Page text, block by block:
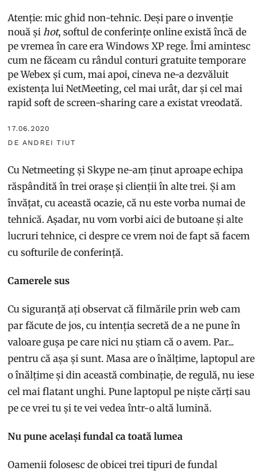
Atenție: mic ghid non-tehnic. Deși pare o invenție
nouă și hot, softul de conferințe online există încă de
pe vremea în care era Windows XP rege. Îmi amintesc
cum ne făceam cu rândul conturi gratuite temporare
pe Webex și cum, mai apoi, cineva ne-a dezvăluit
existența lui NetMeeting, cel mai urât, dar și cel mai
rapid soft de screen-sharing care a existat vreodată.
17.06.2020
DE ANDREI TIUT
Cu Netmeeting și Skype ne-am ținut aproape echipa
răspândită în trei orașe și clienții în alte trei. Și am
învățat, cu această ocazie, că nu este vorba numai de
tehnică. Așadar, nu vom vorbi aici de butoane și alte
lucruri tehnice, ci despre ce vrem noi de fapt să facem
cu softurile de conferință.
Camerele sus
Cu siguranță ați observat că filmările prin web cam
par făcute de jos, cu intenția secretă de a ne pune în
valoare gușa pe care nici nu știam că o avem. Par...
pentru că așa și sunt. Masa are o înălțime, laptopul are
o înălțime și din această combinație, de regulă, nu iese
cel mai flatant unghi. Pune laptopul pe niște cărți sau
pe ce vrei tu și te vei vedea într-o altă lumină.
Nu pune același fundal ca toată lumea
Oamenii folosesc de obicei trei tipuri de fundal